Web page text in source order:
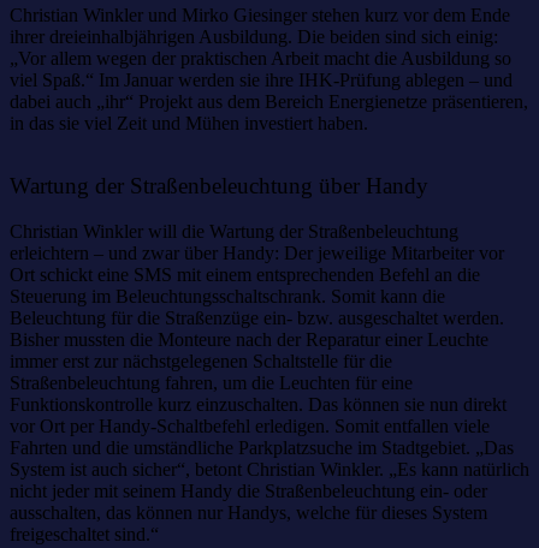
Christian Winkler und Mirko Giesinger stehen kurz vor dem Ende
ihrer dreieinhalbjährigen Ausbildung. Die beiden sind sich einig:
„Vor allem wegen der praktischen Arbeit macht die Ausbildung so
viel Spaß.“ Im Januar werden sie ihre IHK-Prüfung ablegen – und
dabei auch „ihr“ Projekt aus dem Bereich Energienetze präsentieren,
in das sie viel Zeit und Mühen investiert haben.
Wartung der Straßenbeleuchtung über Handy
Christian Winkler will die Wartung der Straßenbeleuchtung
erleichtern – und zwar über Handy: Der jeweilige Mitarbeiter vor
Ort schickt eine SMS mit einem entsprechenden Befehl an die
Steuerung im Beleuchtungsschaltschrank. Somit kann die
Beleuchtung für die Straßenzüge ein- bzw. ausgeschaltet werden.
Bisher mussten die Monteure nach der Reparatur einer Leuchte
immer erst zur nächstgelegenen Schaltstelle für die
Straßenbeleuchtung fahren, um die Leuchten für eine
Funktionskontrolle kurz einzuschalten. Das können sie nun direkt
vor Ort per Handy-Schaltbefehl erledigen. Somit entfallen viele
Fahrten und die umständliche Parkplatzsuche im Stadtgebiet. „Das
System ist auch sicher“, betont Christian Winkler. „Es kann natürlich
nicht jeder mit seinem Handy die Straßenbeleuchtung ein- oder
ausschalten, das können nur Handys, welche für dieses System
freigeschaltet sind.“